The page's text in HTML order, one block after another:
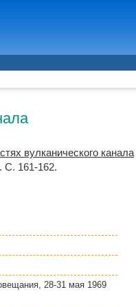
вулканического канала
С. 161-162.
28-31 мая 1969